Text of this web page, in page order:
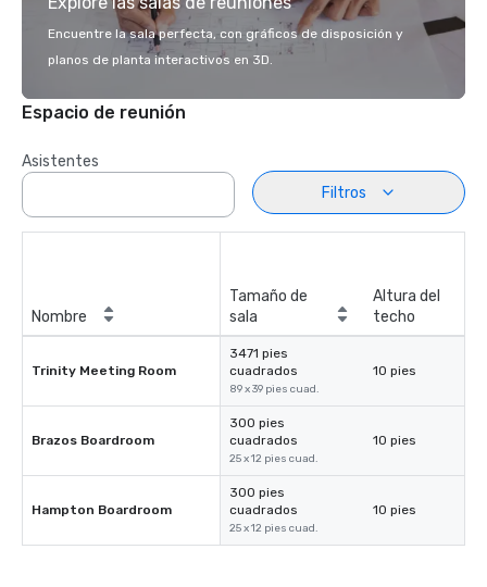
Encuentre la sala perfecta, con gráficos de disposición y
planos de planta interactivos en 3D.
Espacio de reunión
Asistentes
Filtros
Nombre
Tamaño de
sala
Altura del
techo
Trinity Meeting Room
3471 pies
cuadrados
89 x 39 pies cuad.
10 pies
Brazos Boardroom
300 pies
cuadrados
25 x 12 pies cuad.
10 pies
Hampton Boardroom
300 pies
cuadrados
25 x 12 pies cuad.
10 pies